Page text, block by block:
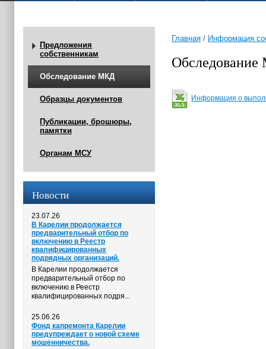
Предложения
собственникам
Обследование МКД
Образцы документов
Публикации, брошюры,
памятки
Органам МСУ
Новости
23.07.26
В Карелии продолжается
предварительный отбор по
включению в Реестр
квалифицированных
подрядных организаций.
В Карелии продолжается
предварительный отбор по
включению в Реестр
квалифицированных подря...
25.06.26
Фонд капремонта Карелии
предупреждает о новой схеме
мошенничества.
Главная / Информация
Информация о